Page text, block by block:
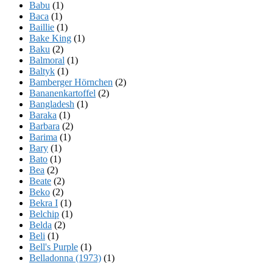
Babu (1)
Baca (1)
Baillie (1)
Bake King (1)
Baku (2)
Balmoral (1)
Baltyk (1)
Bamberger Hörnchen (2)
Bananenkartoffel (2)
Bangladesh (1)
Baraka (1)
Barbara (2)
Barima (1)
Bary (1)
Bato (1)
Bea (2)
Beate (2)
Beko (2)
Bekra I (1)
Belchip (1)
Belda (2)
Beli (1)
Bell's Purple (1)
Belladonna (1973) (1)